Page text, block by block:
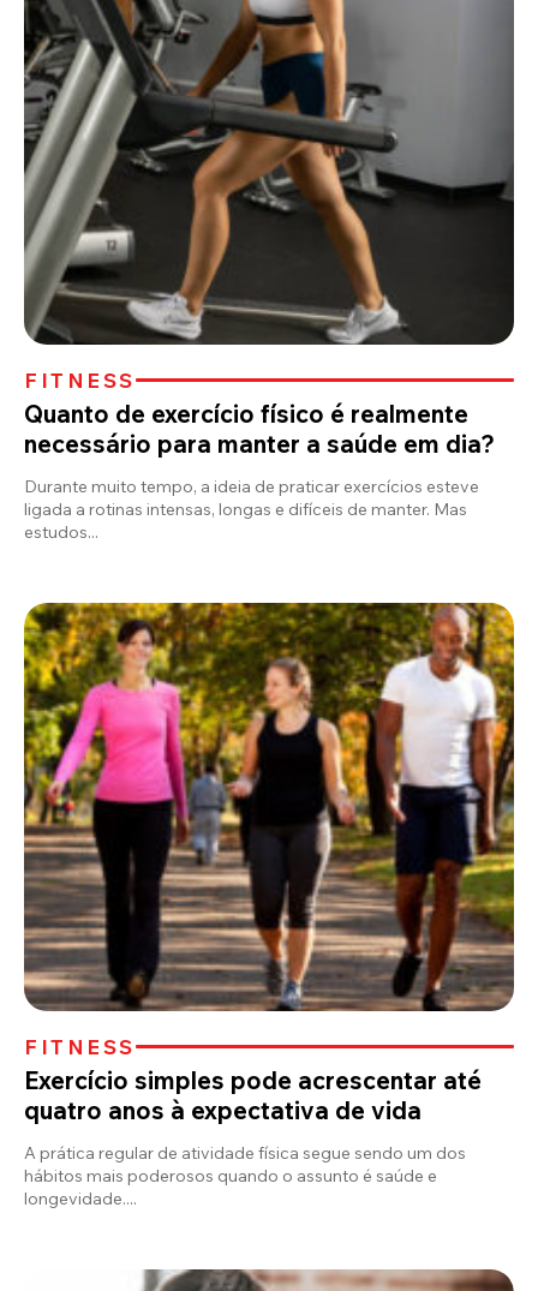
FITNESS
Quanto de exercício físico é realmente
necessário para manter a saúde em dia?
Durante muito tempo, a ideia de praticar exercícios esteve
ligada a rotinas intensas, longas e difíceis de manter. Mas
estudos...
FITNESS
Exercício simples pode acrescentar até
quatro anos à expectativa de vida
A prática regular de atividade física segue sendo um dos
hábitos mais poderosos quando o assunto é saúde e
longevidade....